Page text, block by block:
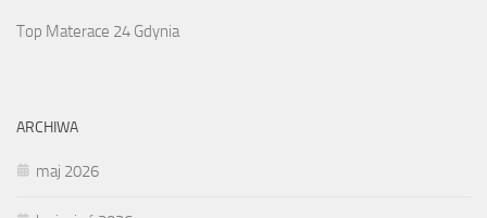
Top Materace 24 Gdynia
ARCHIWA
maj 2026